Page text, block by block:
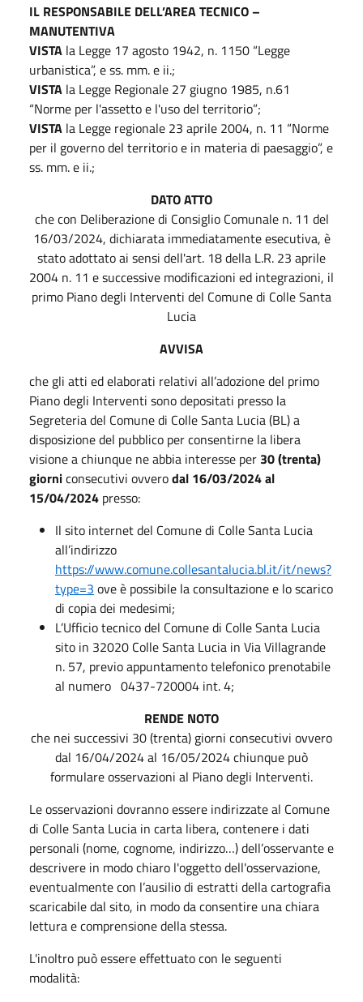
IL RESPONSABILE DELL’AREA TECNICO –
MANUTENTIVA
VISTA la Legge 17 agosto 1942, n. 1150 “Legge
urbanistica”, e ss. mm. e ii.;
VISTA la Legge Regionale 27 giugno 1985, n.61
“Norme per l'assetto e l'uso del territorio”;
VISTA la Legge regionale 23 aprile 2004, n. 11 “Norme
per il governo del territorio e in materia di paesaggio”, e
ss. mm. e ii.;
DATO ATTO
che con Deliberazione di Consiglio Comunale n. 11 del
16/03/2024, dichiarata immediatamente esecutiva, è
stato adottato ai sensi dell'art. 18 della L.R. 23 aprile
2004 n. 11 e successive modificazioni ed integrazioni, il
primo Piano degli Interventi del Comune di Colle Santa
Lucia
AVVISA
che gli atti ed elaborati relativi all’adozione del primo
Piano degli Interventi sono depositati presso la
Segreteria del Comune di Colle Santa Lucia (BL) a
disposizione del pubblico per consentirne la libera
visione a chiunque ne abbia interesse per 30 (trenta)
giorniconsecutivi ovverodal 16/03/2024 al
15/04/2024 presso:
Il sito internet del Comune di Colle Santa Lucia
all’indirizzo
https://www.comune.collesantalucia.bl.it/it/news?
type=3 ove è possibile la consultazione e lo scarico
di copia dei medesimi;
L’Ufficio tecnico del Comune di Colle Santa Lucia
sito in 32020 Colle Santa Lucia in Via Villagrande
n. 57, previo appuntamento telefonico prenotabile
al numero 0437-720004 int. 4;
RENDE NOTO
che nei successivi 30 (trenta) giorni consecutivi ovvero
dal 16/04/2024 al 16/05/2024 chiunque può
formulare osservazioni al Piano degli Interventi.
Le osservazioni dovranno essere indirizzate al Comune
di Colle Santa Lucia in carta libera, contenere i dati
personali (nome, cognome, indirizzo…) dell’osservante e
descrivere in modo chiaro l'oggetto dell'osservazione,
eventualmente con l’ausilio di estratti della cartografia
scaricabile dal sito, in modo da consentire una chiara
lettura e comprensione della stessa.
L'inoltro può essere effettuato con le seguenti
modalità: